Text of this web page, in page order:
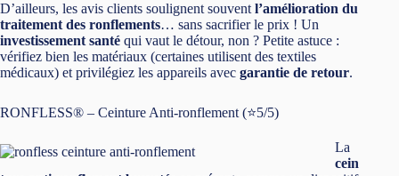
D’ailleurs, les avis clients soulignent souvent l’amélioration du
traitement des ronflements… sans sacrifier le prix ! Un
investissement santé qui vaut le détour, non ? Petite astuce :
vérifiez bien les matériaux (certaines utilisent des textiles
médicaux) et privilégiez les appareils avec garantie de retour.
RONFLESS® – Ceinture Anti-ronflement (⭐5/5)
La
cein